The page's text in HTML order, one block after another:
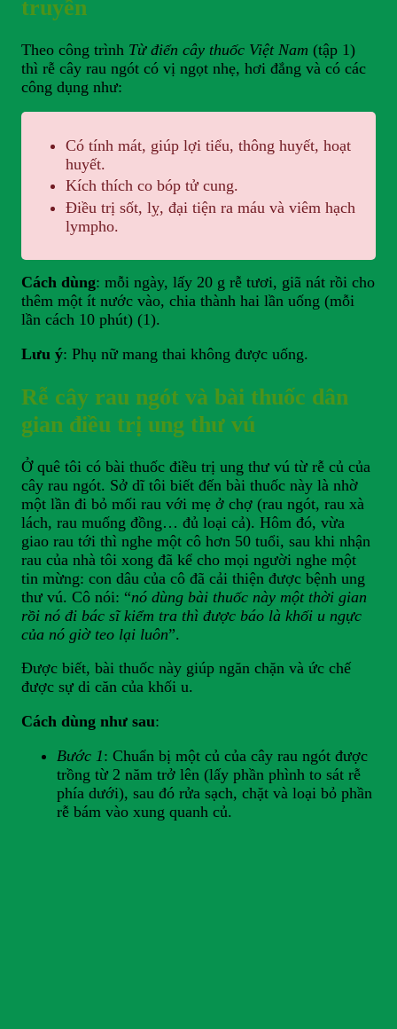
truyền
Theo công trình Từ điển cây thuốc Việt Nam (tập 1)
thì rễ cây rau ngót có vị ngọt nhẹ, hơi đắng và có các
công dụng như:
Có tính mát, giúp lợi tiểu, thông huyết, hoạt
huyết.
Kích thích co bóp tử cung.
Điều trị sốt, lỵ, đại tiện ra máu và viêm hạch
lympho.
Cách dùng: mỗi ngày, lấy 20 g rễ tươi, giã nát rồi cho
thêm một ít nước vào, chia thành hai lần uống (mỗi
lần cách 10 phút) (1).
Lưu ý: Phụ nữ mang thai không được uống.
Rễ cây rau ngót và bài thuốc dân
gian điều trị ung thư vú
Ở quê tôi có bài thuốc điều trị ung thư vú từ rễ củ của
cây rau ngót. Sở dĩ tôi biết đến bài thuốc này là nhờ
một lần đi bỏ mối rau với mẹ ở chợ (rau ngót, rau xà
lách, rau muống đồng… đủ loại cả). Hôm đó, vừa
giao rau tới thì nghe một cô hơn 50 tuổi, sau khi nhận
rau của nhà tôi xong đã kể cho mọi người nghe một
tin mừng: con dâu của cô đã cải thiện được bệnh ung
thư vú. Cô nói: “nó dùng bài thuốc này một thời gian
rồi nó đi bác sĩ kiểm tra thì được báo là khối u ngực
của nó giờ teo lại luôn”.
Được biết, bài thuốc này giúp ngăn chặn và ức chế
được sự di căn của khối u.
Cách dùng như sau:
Bước 1: Chuẩn bị một củ của cây rau ngót được
trồng từ 2 năm trở lên (lấy phần phình to sát rễ
phía dưới), sau đó rửa sạch, chặt và loại bỏ phần
rễ bám vào xung quanh củ.